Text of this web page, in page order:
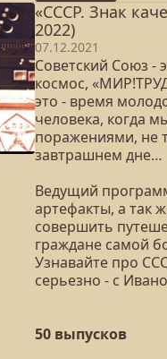
«СССР. Знак
2022)
07.12.2021
Советский Союз -
космос,
это - время
человека, когда
поражениями, не
завтрашнем дне…
Ведущий
артефакты, а так
совершить
граждане самой
Узнавайте про
серьезно - с
50 выпусков